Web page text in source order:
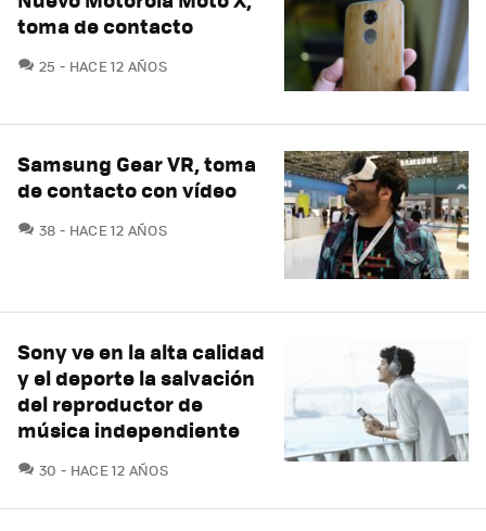
toma de contacto
25 COMENTARIOS
HACE 12 AÑOS
Samsung Gear VR, toma
de contacto con vídeo
38 COMENTARIOS
HACE 12 AÑOS
Sony ve en la alta calidad
y el deporte la salvación
del reproductor de
música independiente
30 COMENTARIOS
HACE 12 AÑOS